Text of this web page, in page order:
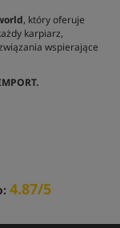
, który oferuje
karpiarz,
wspierające
4.87/5